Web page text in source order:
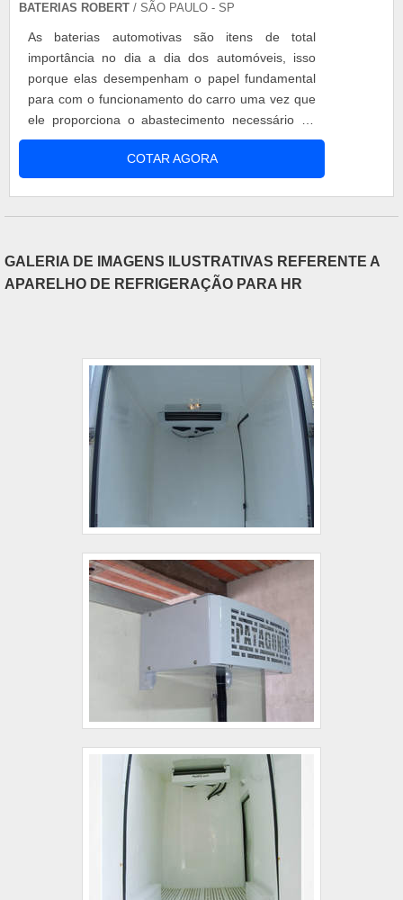
BATERIAS ROBERT / SÃO PAULO - SP
As baterias automotivas são itens de total
importância no dia a dia dos automóveis, isso
porque elas desempenham o papel fundamental
para com o funcionamento do carro uma vez que
ele proporciona o abastecimento necessário de
energia elétrica que faz com que os automóveis e
seus acessórios tenham a carga necessária para
o seu funcionamento. Com as baterias
COTAR AGORA
GALERIA DE IMAGENS ILUSTRATIVAS REFERENTE A
APARELHO DE REFRIGERAÇÃO PARA HR